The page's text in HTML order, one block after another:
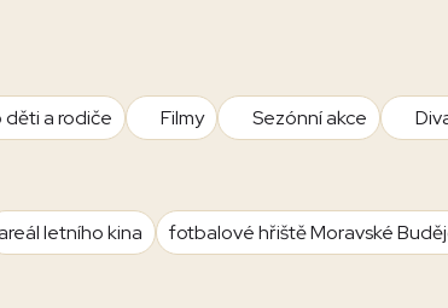
děti a rodiče Filmy Sezónní akce
letního kina
fotbalové hřiště Moravské